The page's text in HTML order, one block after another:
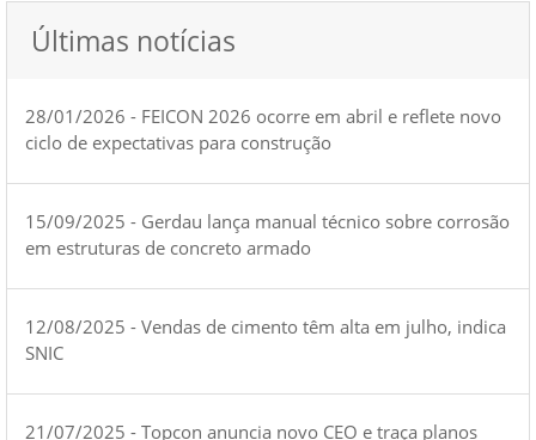
Últimas notícias
28/01/2026 - FEICON 2026 ocorre em abril e reflete novo
ciclo de expectativas para construção
15/09/2025 - Gerdau lança manual técnico sobre corrosão
em estruturas de concreto armado
12/08/2025 - Vendas de cimento têm alta em julho, indica
SNIC
21/07/2025 - Topcon anuncia novo CEO e traça planos